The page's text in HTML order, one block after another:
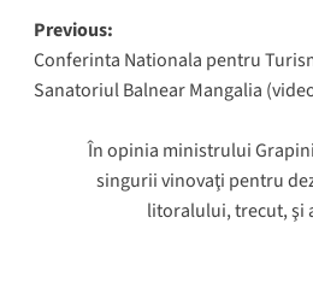
Post
navigation
Previous:
Conferinta Nationala pentru
Sanatoriul Balnear Mangalia
În opinia ministrului
singurii vinovaţi pentru
litoralului, trecut, şi